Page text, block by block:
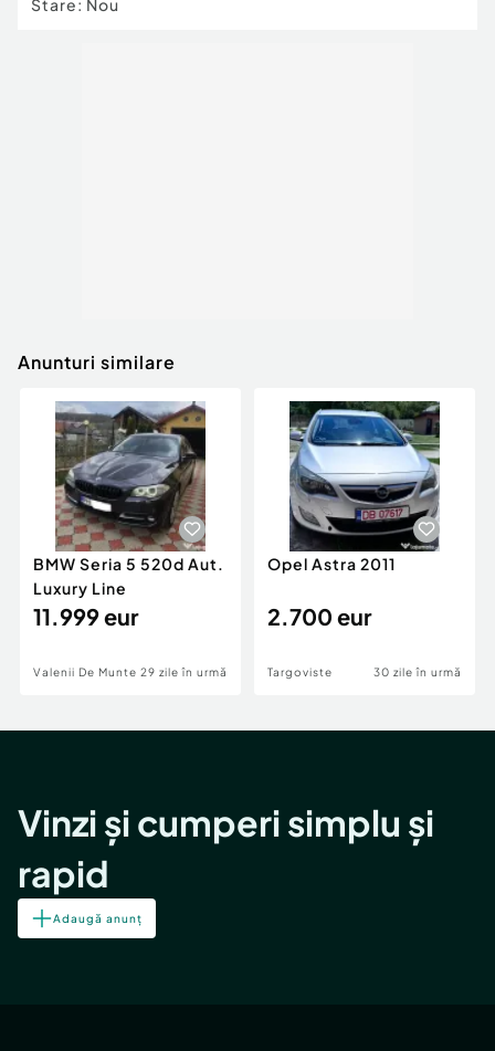
Stare: Nou
Anunturi similare
BMW Seria 5 520d Aut.
Luxury Line
11.999 eur
Valenii De Munte 29 zile în urmă
Opel Astra 2011
2.700 eur
Targoviste 30 zile în urmă
Vinzi și cumperi simplu și
rapid
Adaugă anunț